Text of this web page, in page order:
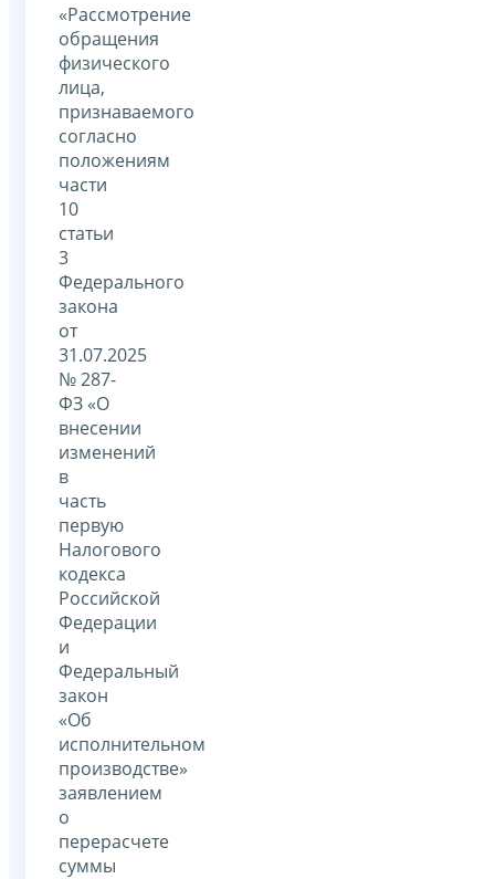
«Рассмотрение
обращения
физического
лица,
признаваемого
согласно
положениям
части
10
статьи
3
Федерального
закона
от
31.07.2025
№ 287-
ФЗ «О
внесении
изменений
в
часть
первую
Налогового
кодекса
Российской
Федерации
и
Федеральный
закон
«Об
исполнительном
производстве»
заявлением
о
перерасчете
суммы